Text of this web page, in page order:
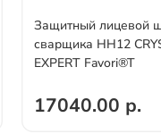
Защитный лицевой
сварщика НН12
EXPERT Favori®T
17040.00 р.